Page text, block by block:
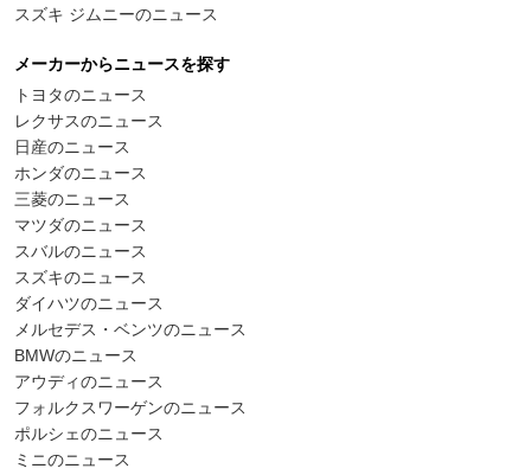
スズキ ジムニーのニュース
メーカーからニュースを探す
トヨタのニュース
レクサスのニュース
日産のニュース
ホンダのニュース
三菱のニュース
マツダのニュース
スバルのニュース
スズキのニュース
ダイハツのニュース
メルセデス・ベンツのニュース
BMWのニュース
アウディのニュース
フォルクスワーゲンのニュース
ポルシェのニュース
ミニのニュース